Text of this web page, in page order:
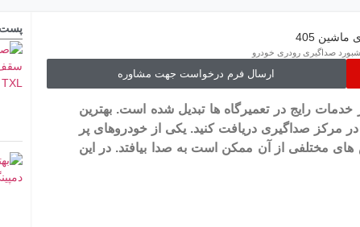
صداگیری رودری خودرو
ارسال فرم درخواست جهت مشاوره
رایج در تعمیرگاه ها تبدیل شده است. بهترین
مرکز صداگیری دریافت کنید. یکی از خودروهای پر
می باشد که بخش های مختلفی از آن ممکن است به صدا بیافتد. در این
پست